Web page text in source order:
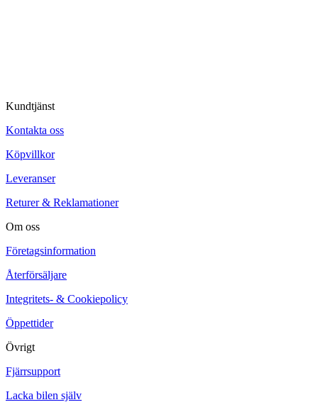
Kundtjänst
Kontakta oss
Köpvillkor
Leveranser
Returer & Reklamationer
Om oss
Företagsinformation
Återförsäljare
Integritets- & Cookiepolicy
Öppettider
Övrigt
Fjärrsupport
Lacka bilen själv